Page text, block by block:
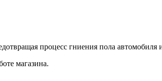
процесс гниения пола автомобиля
магазина.